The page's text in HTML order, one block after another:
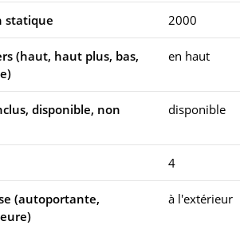
statique 2000
(haut, haut plus, bas,
en haut
disponible, non
disponible
4
(autoportante,
à l'extérieur